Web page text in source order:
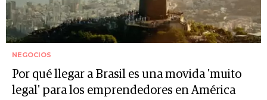
NEGOCIOS
Por qué llegar a Brasil es una movida 'muito
legal' para los emprendedores en América